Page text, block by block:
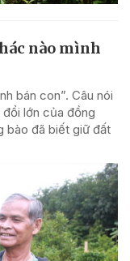
nào mình
bán con”. Câu nói
lớn của đồng
bào đã biết giữ đất